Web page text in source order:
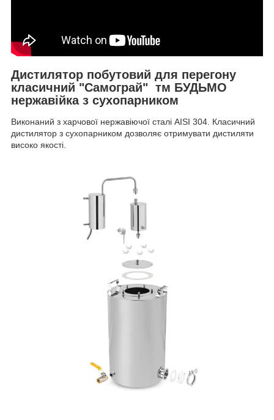
Дистилятор побутовий для перегону
класичний "Самограй" тм БУДЬМО
нержавійка з сухопарником
Виконаний з харчової нержавіючої сталі AISI 304. Класичний
дистилятор з сухопарником дозволяє отримувати дистиляти
високо якості.